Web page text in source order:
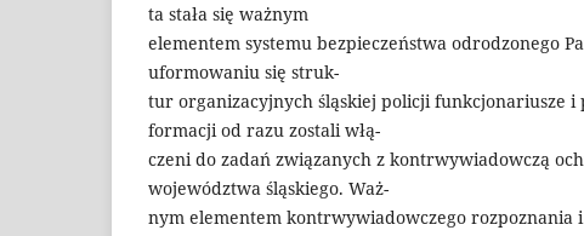
ta stała się ważnym
elementem systemu bezpieczeństwa odrodzonego
uformowaniu się struk-
tur organizacyjnych śląskiej policji funkcjonariusze i
formacji od razu zostali włą-
czeni do zadań związanych z kontrwywiadowczą
województwa śląskiego. Waż-
nym elementem kontrwywiadowczego rozpoznania